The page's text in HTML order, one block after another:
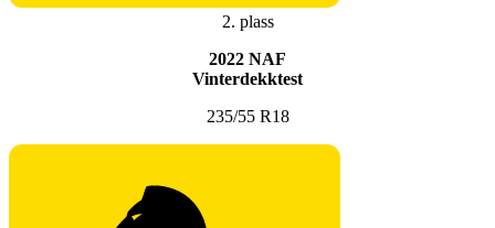
2. plass
2022 NAF
Vinterdekktest
235/55 R18